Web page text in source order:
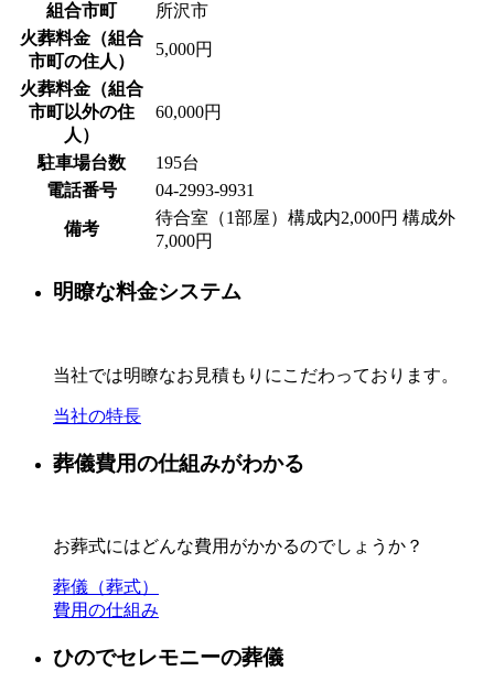
組合市町
所沢市
火葬料金（組合
市町の住人）
5,000円
火葬料金（組合
市町以外の住
人）
60,000円
駐車場台数
195台
電話番号
04-2993-9931
備考
待合室（1部屋）構成内2,000円 構成外
7,000円
明瞭な料金システム
当社では明瞭なお見積もりにこだわっております。
当社の特長
葬儀費用の仕組みがわかる
お葬式にはどんな費用がかかるのでしょうか？
葬儀（葬式）
費用の仕組み
ひのでセレモニーの葬儀